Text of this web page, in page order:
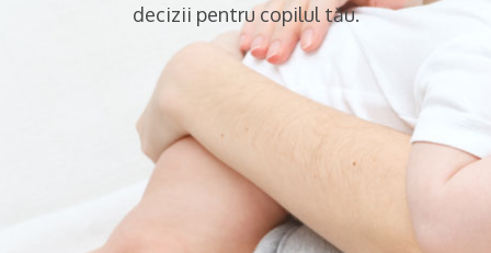
decizii pentru copilul tău.